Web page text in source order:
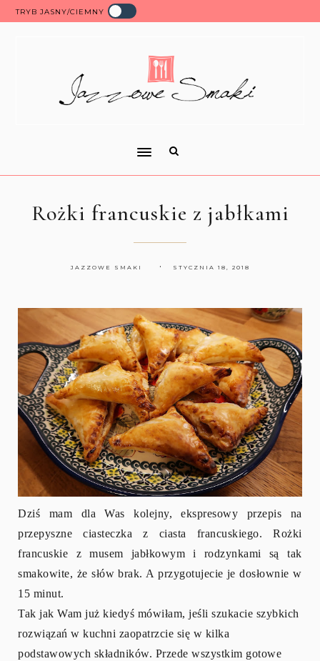
TRYB JASNY/CIEMNY
Rożki francuskie z jabłkami
JAZZOWE SMAKI STYCZNIA 18, 2018
Dziś mam dla Was kolejny, ekspresowy przepis na
przepyszne ciasteczka z ciasta francuskiego. Rożki
francuskie z musem jabłkowym i rodzynkami są tak
smakowite, że słów brak. A przygotujecie je dosłownie w
15 minut.
Tak jak Wam już kiedyś mówiłam, jeśli szukacie szybkich
rozwiązań w kuchni zaopatrzcie się w kilka
podstawowych składników. Przede wszystkim gotowe